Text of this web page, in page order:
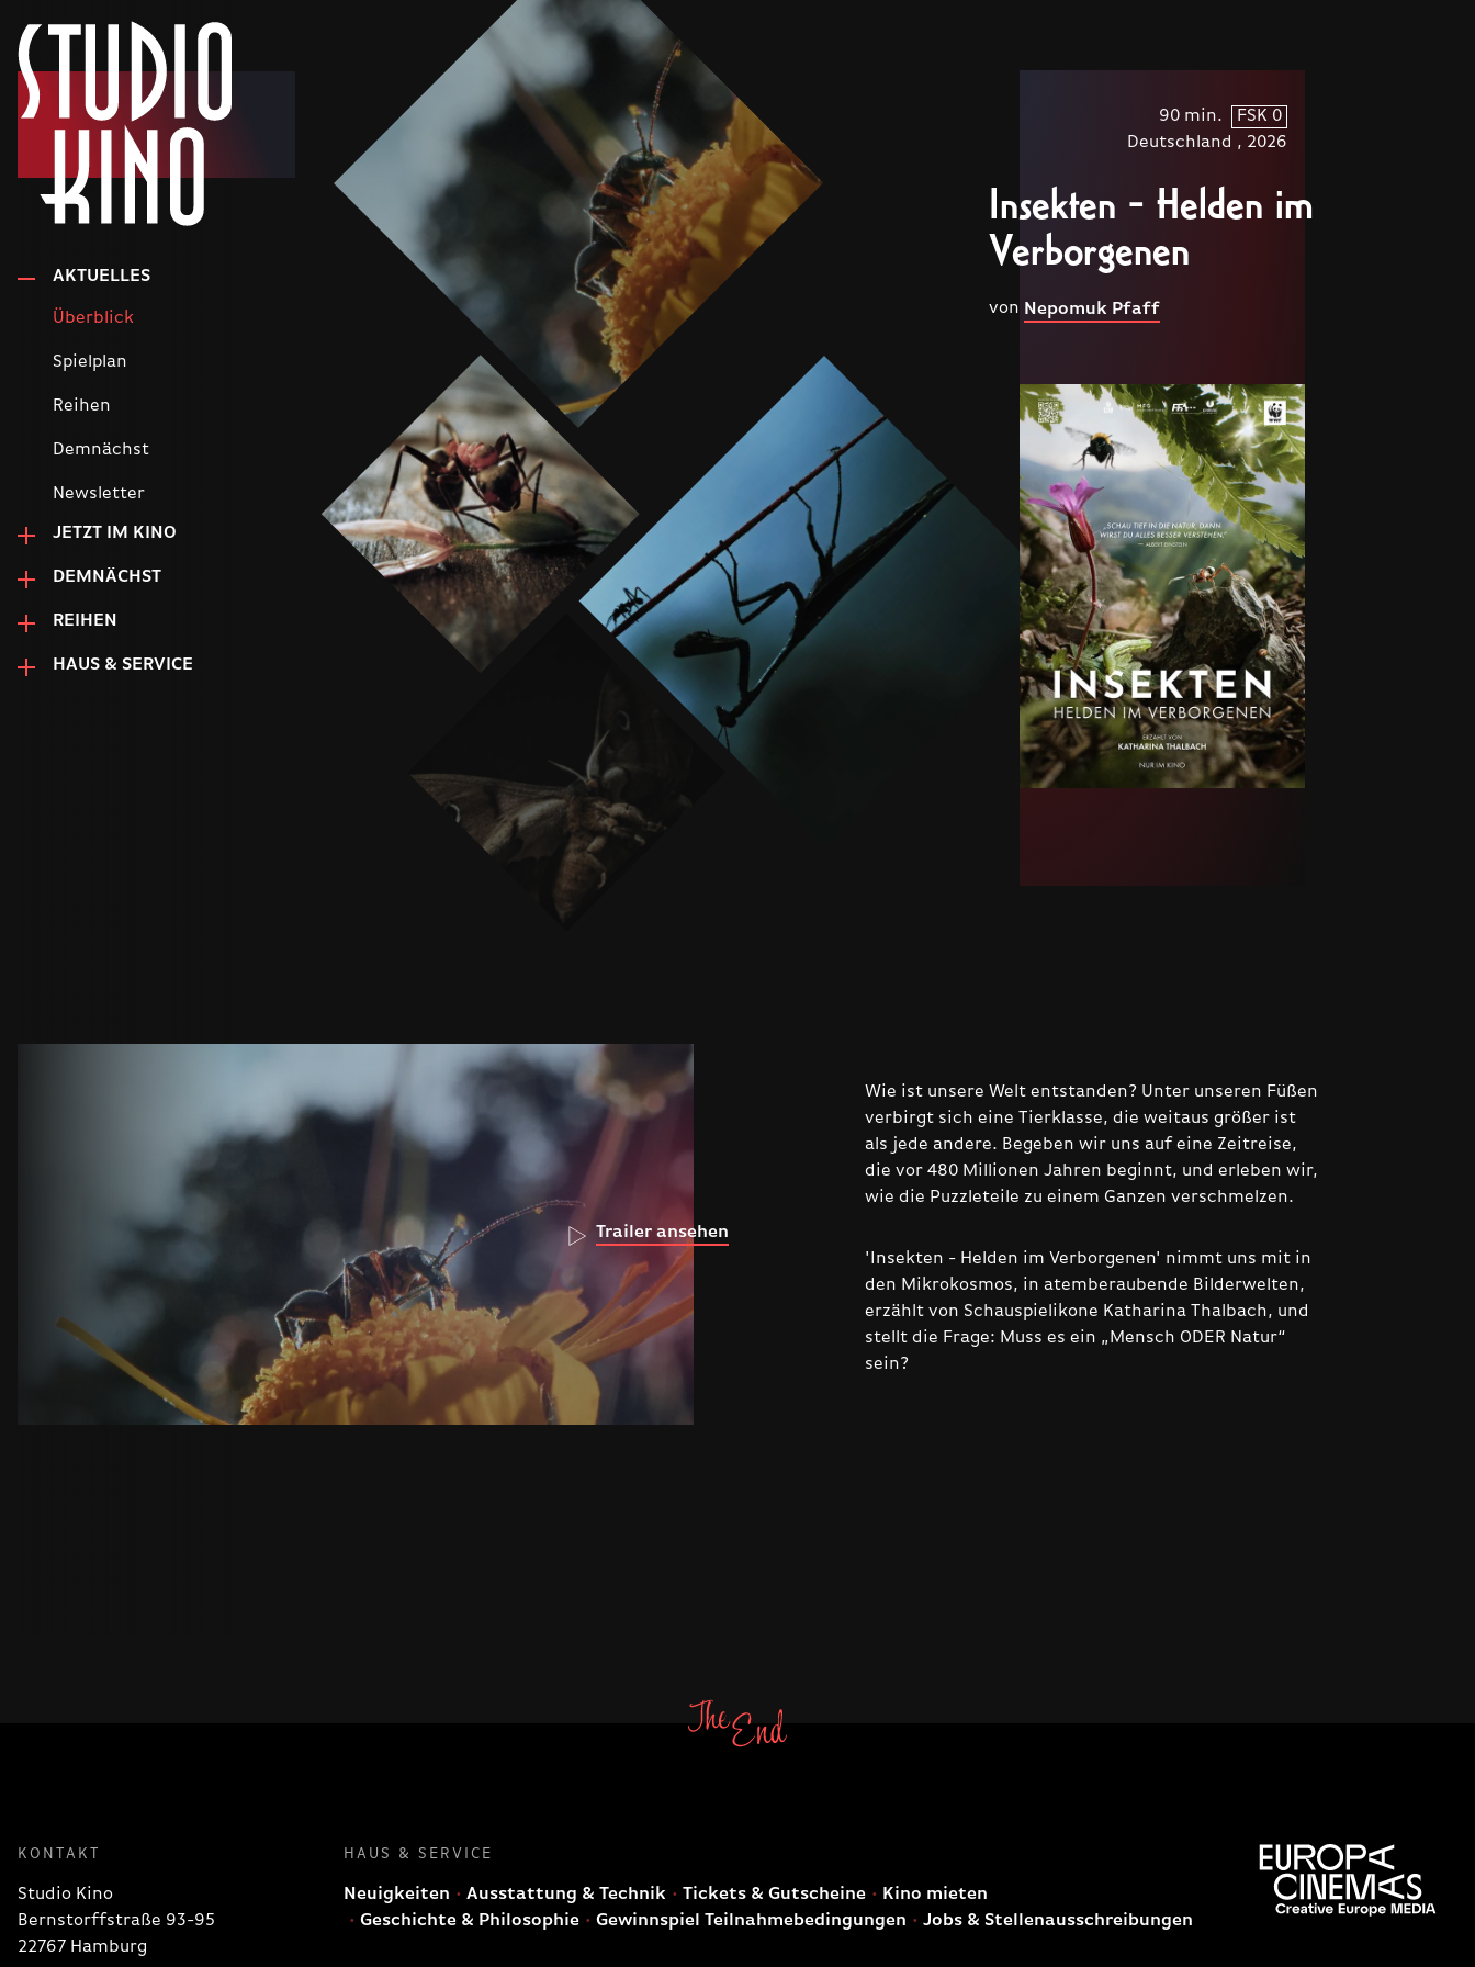
AKTUELLES
Überblick
Spielplan
Reihen
Demnächst
Newsletter
JETZT IM KINO
DEMNÄCHST
REIHEN
HAUS & SERVICE
90 min.
FSK 0
Deutschland , 2026
Insekten - Helden im
Verborgenen
von Nepomuk Pfaff
Trailer ansehen
Wie ist unsere Welt entstanden? Unter unseren Füßen
verbirgt sich eine Tierklasse, die weitaus größer ist
als jede andere. Begeben wir uns auf eine Zeitreise,
die vor 480 Millionen Jahren beginnt, und erleben wir,
wie die Puzzleteile zu einem Ganzen verschmelzen.
'Insekten - Helden im Verborgenen' nimmt uns mit in
den Mikrokosmos, in atemberaubende Bilderwelten,
erzählt von Schauspielikone Katharina Thalbach, und
stellt die Frage: Muss es ein „Mensch ODER Natur“
sein?
KONTAKT
Studio Kino
Bernstorffstraße 93-95
22767 Hamburg
HAUS & SERVICE
Neuigkeiten Ausstattung & Technik Tickets & Gutscheine
Kino mieten
Geschichte & Philosophie
Gewinnspiel Teilnahmebedingungen Jobs & Stellenausschreibungen